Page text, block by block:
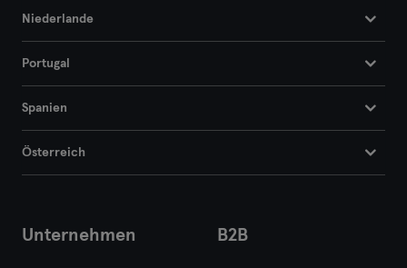
Niederlande
Portugal
Spanien
Österreich
Unternehmen B2B